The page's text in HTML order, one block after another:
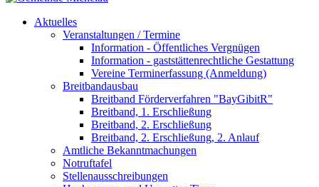
Aktuelles
Veranstaltungen / Termine
Information - Öffentliches Vergnügen
Information - gaststättenrechtliche Gestattung
Vereine Terminerfassung (Anmeldung)
Breitbandausbau
Breitband Förderverfahren "BayGibitR"
Breitband, 1. Erschließung
Breitband, 2. Erschließung
Breitband, 2. Erschließung, 2. Anlauf
Amtliche Bekanntmachungen
Notruftafel
Stellenausschreibungen